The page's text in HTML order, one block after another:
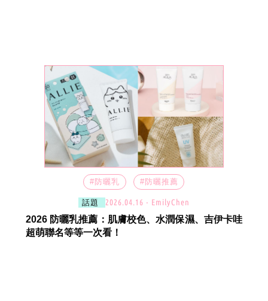
#防曬乳 #防曬推薦
話題 2026.04.16 ‧ EmilyChen
2026 防曬乳推薦：肌膚校色、水潤保濕、吉伊卡哇
超萌聯名等等一次看！